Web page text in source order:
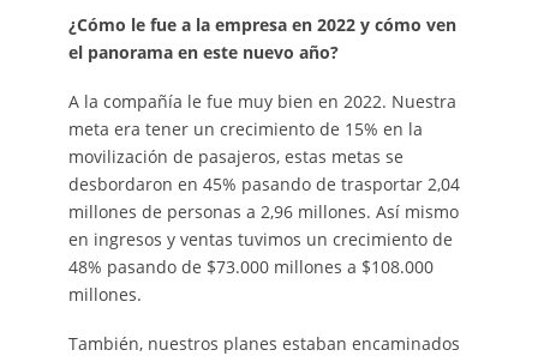
¿Cómo le fue a la empresa en 2022 y cómo ven
el panorama en este nuevo año?
A la compañía le fue muy bien en 2022. Nuestra
meta era tener un crecimiento de 15% en la
movilización de pasajeros, estas metas se
desbordaron en 45% pasando de trasportar 2,04
millones de personas a 2,96 millones. Así mismo
en ingresos y ventas tuvimos un crecimiento de
48% pasando de $73.000 millones a $108.000
millones.
También, nuestros planes estaban encaminados